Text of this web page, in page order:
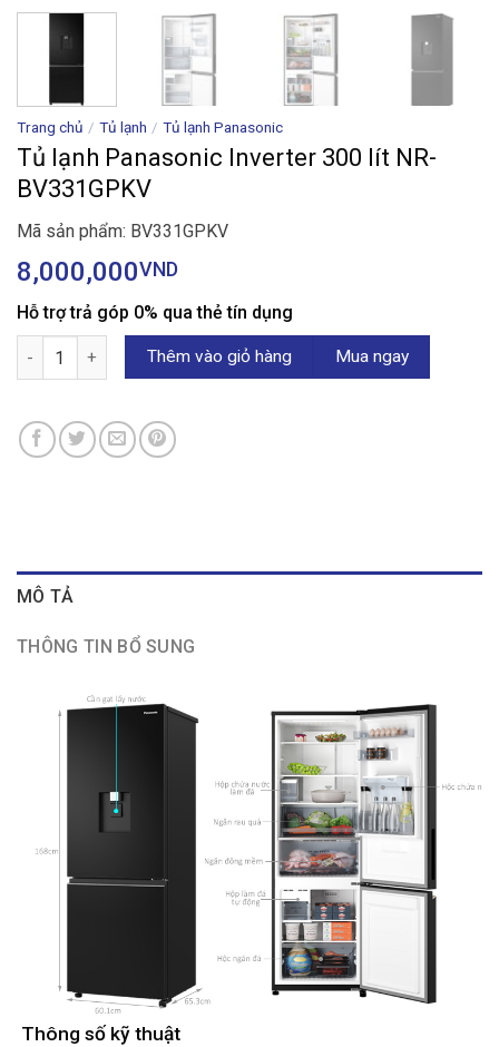
Trang chủ / Tủ lạnh / Tủ lạnh Panasonic
Tủ lạnh Panasonic Inverter 300 lít NR-
BV331GPKV
Mã sản phẩm: BV331GPKV
8,000,000VND
Hỗ trợ trả góp 0% qua thẻ tín dụng
Tủ lạnh Panasonic Inverter 300 lít NR-BV331GPKV số lượng
Thêm vào giỏ hàng Mua ngay
MÔ TẢ
THÔNG TIN BỔ SUNG
Thông số kỹ thuật